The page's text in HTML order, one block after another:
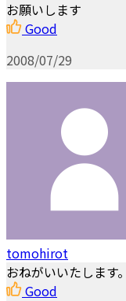
お願いします
Good
2008/07/29
tomohirot
おねがいいたします。
Good